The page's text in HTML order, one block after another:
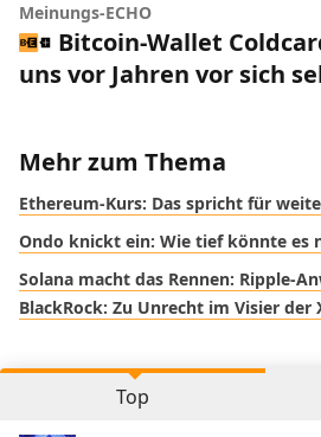
Meinungs-ECHO
Bitcoin-Wallet
uns vor Jahren vor sich
Mehr zum Thema
Ethereum-Kurs: Das spricht für
Ondo knickt ein: Wie tief könnte es
Solana macht das Rennen: Ripple-
BlackRock: Zu Unrecht im Visier der
Top